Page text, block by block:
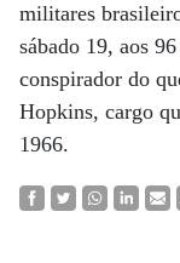
militares
sábado 19, aos
conspirador do
Hopkins, cargo
1966.